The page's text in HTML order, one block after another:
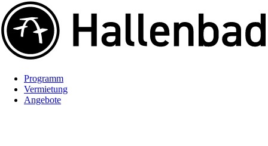
Programm
Vermietung
Angebote